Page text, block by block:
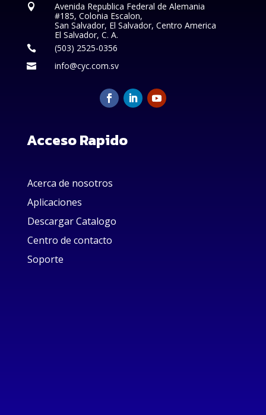

Avenida Republica Federal de Alemania
#185, Colonia Escalon,
San Salvador, El Salvador, Centro America
El Salvador, C. A.
 (503) 2525-0356
 info@cyc.com.sv
Acceso Rapido
Acerca de nosotros
Aplicaciones
Descargar Catalogo
Centro de contacto
Soporte